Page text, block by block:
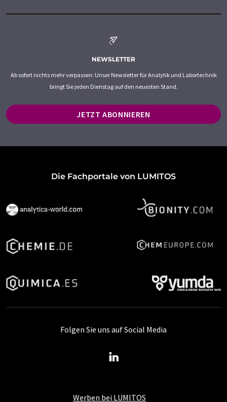
NEWSLETTER
Ab sofort nichts mehr verpassen: Unser Newsletter für Analytik und Labortechnik
bringt Sie jeden Dienstag auf den neuesten Stand.
JETZT ABONNIEREN
Die Fachportale von LUMITOS
Werben bei LUMITOS
Folgen Sie uns auf Social Media